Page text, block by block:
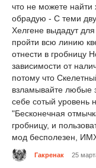
что не можете найти
обрадую - С теми
Хелгене выдадут
пройти всю линию
отнести в гробницу
зависимости от
потому что
взламывайте любые
себе сотый уровень
"Бесконечная
гробницу, и
мод бесполезен,
Гакренак 25